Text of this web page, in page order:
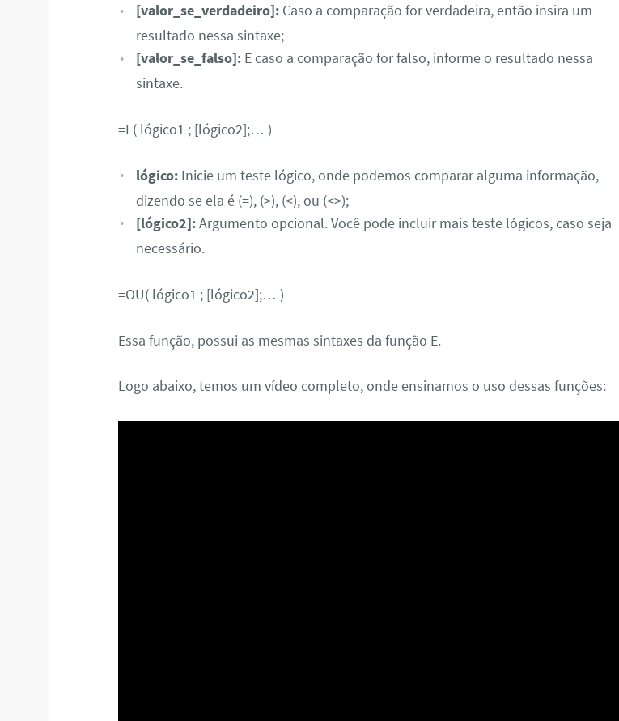
[valor_se_verdadeiro]:Caso a comparação for verdadeira, então insira um
resultado nessa sintaxe;
[valor_se_falso]:E caso a comparação for falso, informe o resultado nessa
sintaxe.
=E( lógico1 ; [lógico2];… )
lógico:Inicie um teste lógico, onde podemos comparar alguma informação,
dizendo se ela é (=), (>), (<), ou (<>);
[lógico2]:Argumento opcional. Você pode incluir mais teste lógicos, caso seja
necessário.
=OU( lógico1 ; [lógico2];… )
Essa função, possui as mesmas sintaxes da função E.
Logo abaixo, temos um vídeo completo, onde ensinamos o uso dessas funções: